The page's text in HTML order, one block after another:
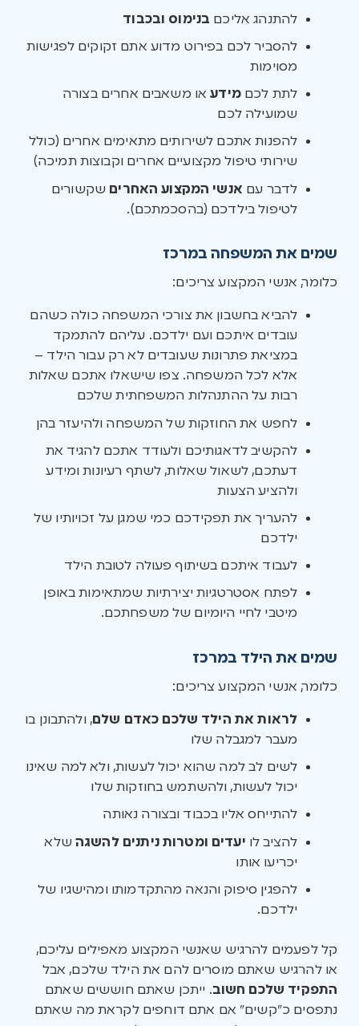
להתנהג אליכם בנימוס ובכבוד
להסביר לכם בפירוט מדוע אתם זקוקים לפגישות
מסוימות
לתת לכםמידעאו משאבים אחרים בצורה
שמועילה לכם
להפנות אתכם לשירותים מתאימים אחרים (כולל
שירותי טיפול מקצועיים אחרים וקבוצות תמיכה)
לדבר עם אנשי המקצוע האחרים שקשורים
לטיפול בילדכם (בהסכמתכם).
שמים את המשפחה במרכז
כלומר, אנשי המקצוע צריכים:
להביא בחשבון את צורכי המשפחה כולה כשהם
עובדים איתכם ועם ילדכם. עליהם להתמקד
במציאת פתרונות שעובדים לא רק עבור הילד –
אלא לכל המשפחה. צפו שישאלו אתכם שאלות
רבות על ההתנהלות המשפחתית שלכם
לחפש את החוזקות של המשפחה ולהיעזר בהן
להקשיב לדאגותיכם ולעודד אתכם להגיד את
דעתכם, לשאול שאלות, לשתף רעיונות ומידע
ולהציע הצעות
להעריך את תפקידכם כמי שמגן על זכויותיו של
ילדכם
לעבוד איתכם בשיתוף פעולה לטובת הילד
לפתח אסטרטגיות יצירתיות שמתאימות באופן
מיטבי לחיי היומיום של משפחתכם.
שמים את הילד במרכז
כלומר, אנשי המקצוע צריכים:
לראות את הילד שלכם כאדם שלם, ולהתבונן בו
מעבר למגבלה שלו
לשים לב למה שהוא יכול לעשות, ולא למה שאינו
יכול לעשות, ולהשתמש בחוזקות שלו
להתייחס אליו בכבוד ובצורה נאותה
להציב לו יעדים ומטרות ניתנים להשגהשלא
יכריעו אותו
להפגין סיפוק והנאה מהתקדמותו ומהישגיו של
ילדכם.
קל לפעמים להרגיש שאנשי המקצוע מאפילים עליכם,
או להרגיש שאתם מוסרים להם את הילד שלכם, אבל
התפקיד שלכם חשוב. ייתכן שאתם חוששים שאתם
נתפסים כ”קשים” אם אתם דוחפים לקראת מה שאתם